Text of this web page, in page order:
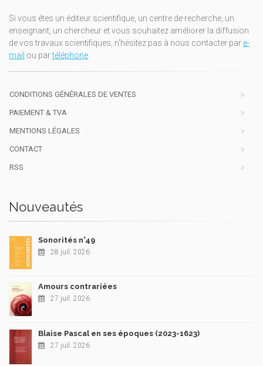
Si vous êtes un éditeur scientifique, un centre de recherche, un
enseignant, un chercheur et vous souhaitez améliorer la diffusion
de vos travaux scientifiques, n'hésitez pas à nous contacter par e-
mail ou partéléphone.
CONDITIONS GÉNÉRALES DE VENTES
PAIEMENT & TVA
MENTIONS LÉGALES
CONTACT
RSS
Nouveautés
Sonorités n°49
28 juil. 2026
Amours contrariées
27 juil. 2026
Blaise Pascal en ses époques (2023-1623)
27 juil. 2026